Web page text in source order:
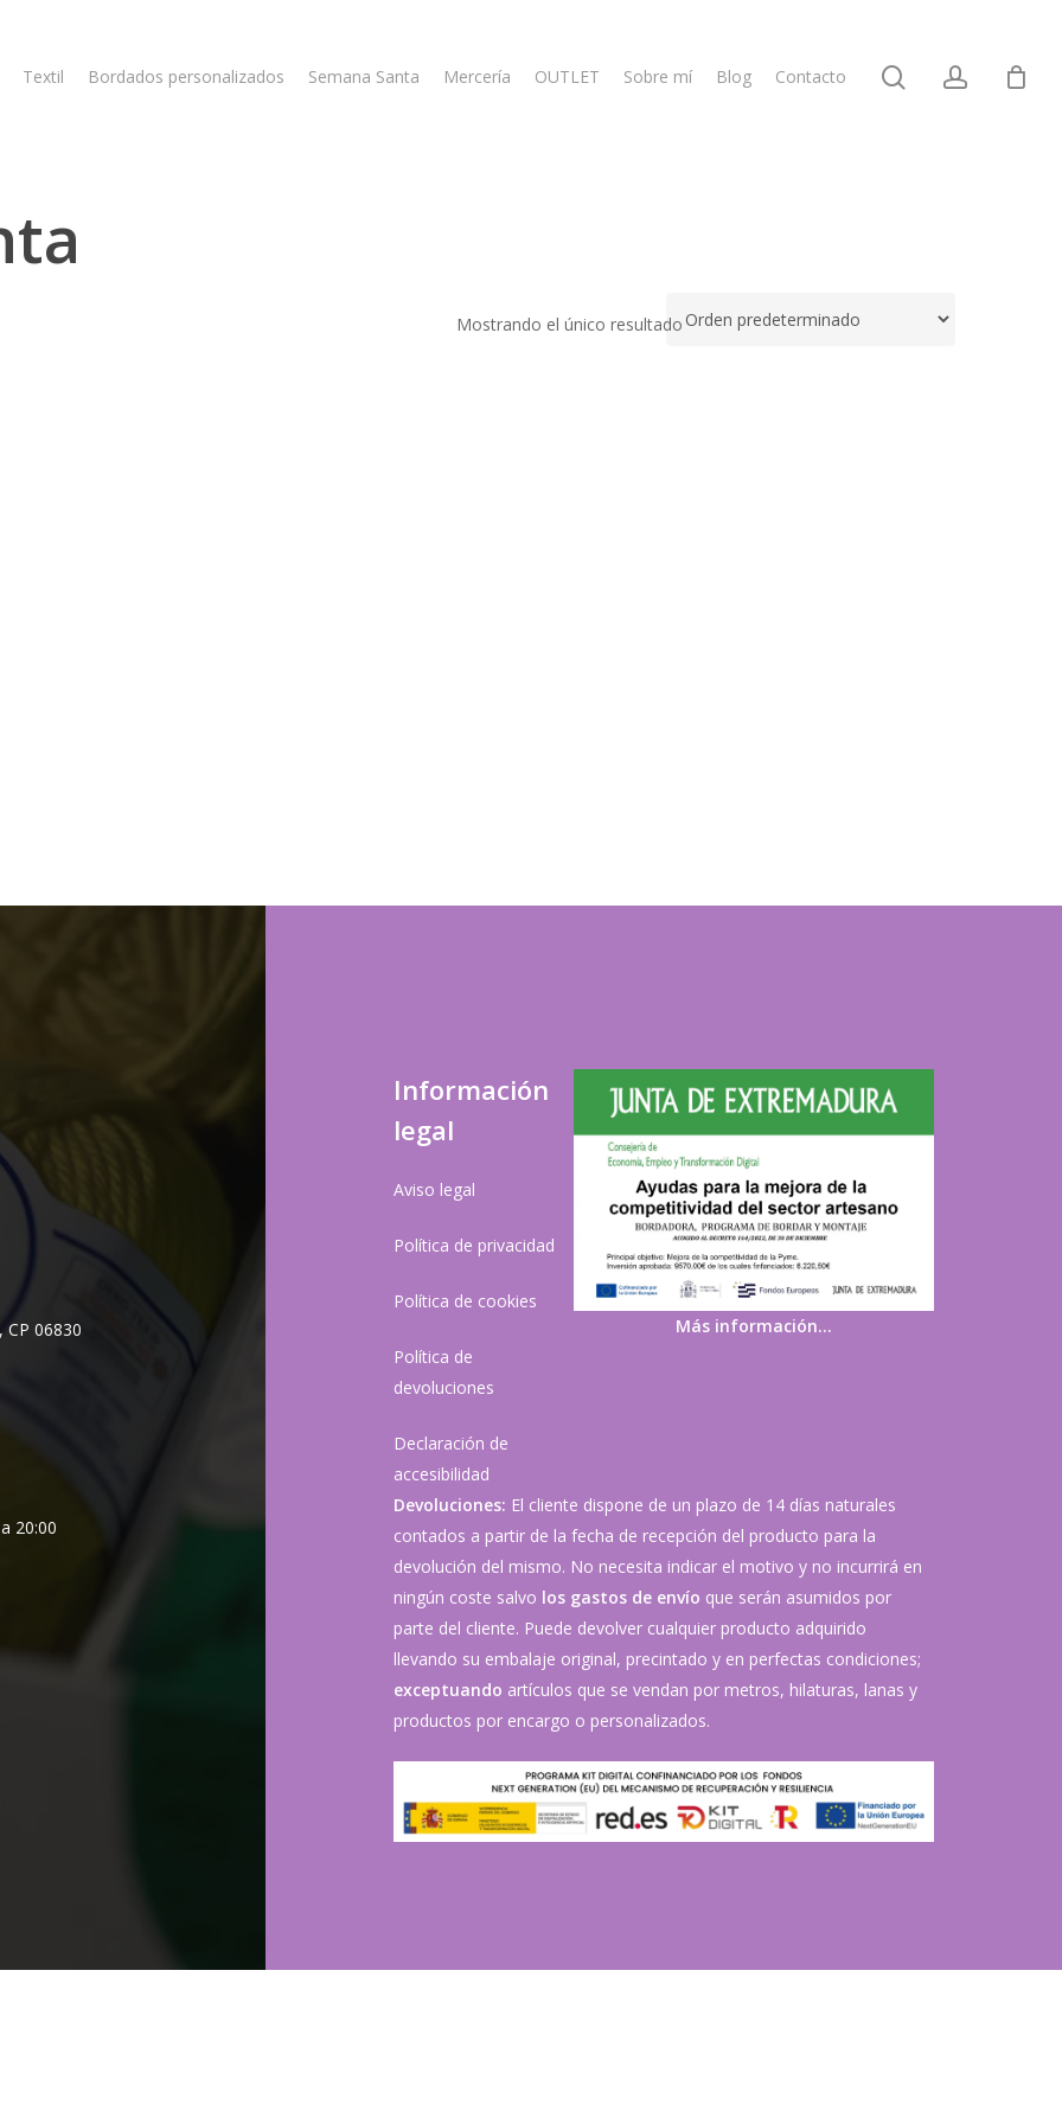
Textil Bordados personalizados Semana Santa Mercería OUTLET Sobre mí Blog Contacto searchaccount
Mostrando el único resultado
06830
20:00
Información
legal
Aviso legal
Política de privacidad
Política de cookies
Política de
devoluciones
Declaración de
accesibilidad
Más información…
Devoluciones: El cliente dispone de un plazo de 14 días naturales
contados a partir de la fecha de recepción del producto para la
devolución del mismo. No necesita indicar el motivo y no incurrirá en
ningún coste salvo los gastos de envío que serán asumidos por
parte del cliente. Puede devolver cualquier producto adquirido
llevando su embalaje original, precintado y en perfectas condiciones;
exceptuando artículos que se vendan por metros, hilaturas, lanas y
productos por encargo o personalizados.